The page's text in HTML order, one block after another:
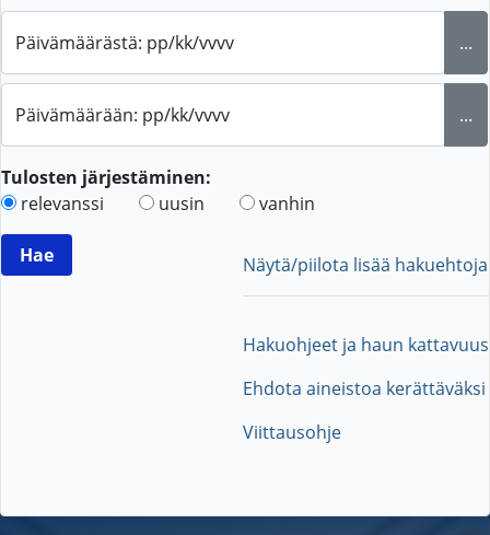
Päivämäärästä: pp/kk/vvvv ...
Päivämäärään: pp/kk/vvvv ...
Tulosten järjestäminen:
relevanssi
uusin vanhin
Näytä/piilota lisää hakuehtoja
Hakuohjeet ja haun kattavuus
Ehdota aineistoa kerättäväksi
Viittausohje